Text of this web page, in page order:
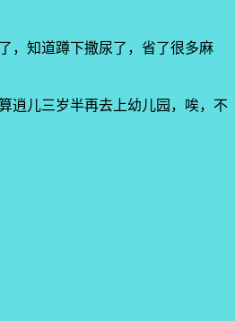
，知道蹲下撒尿了，省了很多麻
逍儿三岁半再去上幼儿园，唉，不